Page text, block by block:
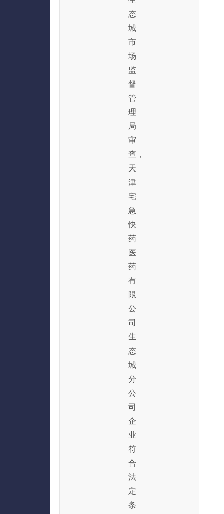
态
城
市
场
监
督
管
理
局
审
查，
天
津
宅
急
快
药
医
药
有
限
公
司
生
态
城
分
公
司
企
业
符
合
法
定
条